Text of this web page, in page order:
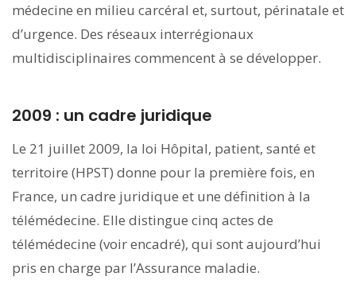
médecine en milieu carcéral et, surtout, périnatale et
d’urgence. Des réseaux interrégionaux
multidisciplinaires commencent à se développer.
2009 : un cadre juridique
Le 21 juillet 2009, la loi Hôpital, patient, santé et
territoire (HPST) donne pour la première fois, en
France, un cadre juridique et une définition à la
télémédecine. Elle distingue cinq actes de
télémédecine (voir encadré), qui sont aujourd’hui
pris en charge par l’Assurance maladie.